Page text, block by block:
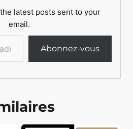
latest posts sent to your
email.
Abonnez-vous